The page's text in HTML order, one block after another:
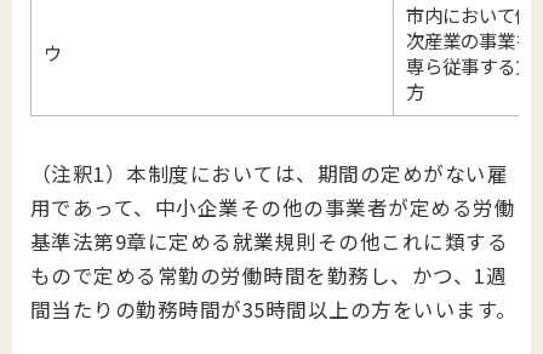
ウ
市内において個
次産業の事業を
専ら従事する方
方
（注釈1）本制度においては、期間の定めがない雇
用であって、中小企業その他の事業者が定める労働
基準法第9章に定める就業規則その他これに類する
もので定める常勤の労働時間を勤務し、かつ、1週
間当たりの勤務時間が35時間以上の方をいいます。